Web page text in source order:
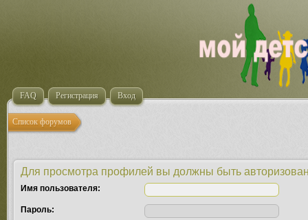
FAQ Регистрация Вход
Список форумов
Для просмотра профилей вы должны быть
Имя пользователя:
Пароль: